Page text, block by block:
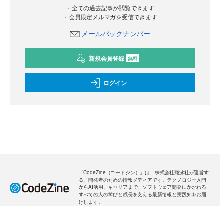
・全ての過去記事が閲覧できます
・会員限定メルマガを受信できます
メールバックナンバー
新規会員登録 無料
ログイン
「CodeZine（コードジン）」は、株式会社翔泳社が運営す
る、開発者のための情報メディアです。テクノロジー入門
からAI活用、キャリアまで、ソフトウェア開発にかかわる
すべての人の学びと成長を支える最新情報と実践知をお届
けします。